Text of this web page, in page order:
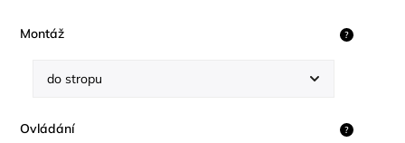
Montáž ?
Ovládání ?